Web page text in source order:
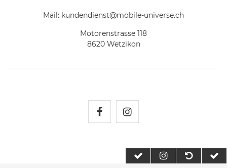
Mail: kundendienst@mobile-universe.ch
Motorenstrasse 118
8620 Wetzikon